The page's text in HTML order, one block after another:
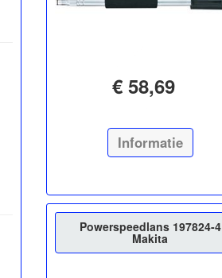
€ 58,69
Informatie
Powerspeedlans 197824-4
Makita